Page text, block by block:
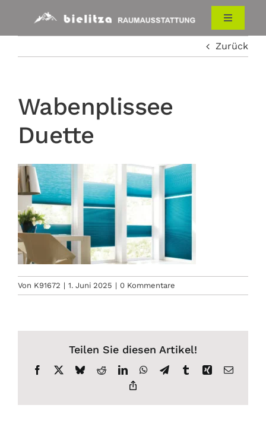
springen
Toggle
ÜBER UNS
KONTAKT
Zurück
Wabenplissee
Duette
Von K91672 | 1. Juni 2025 | 0 Kommentare
Teilen Sie diesen Artikel!
Facebook BlueskyRedditLinkedInWhatsApp
TelegramTumblrXing E-